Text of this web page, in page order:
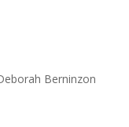
Berninzon